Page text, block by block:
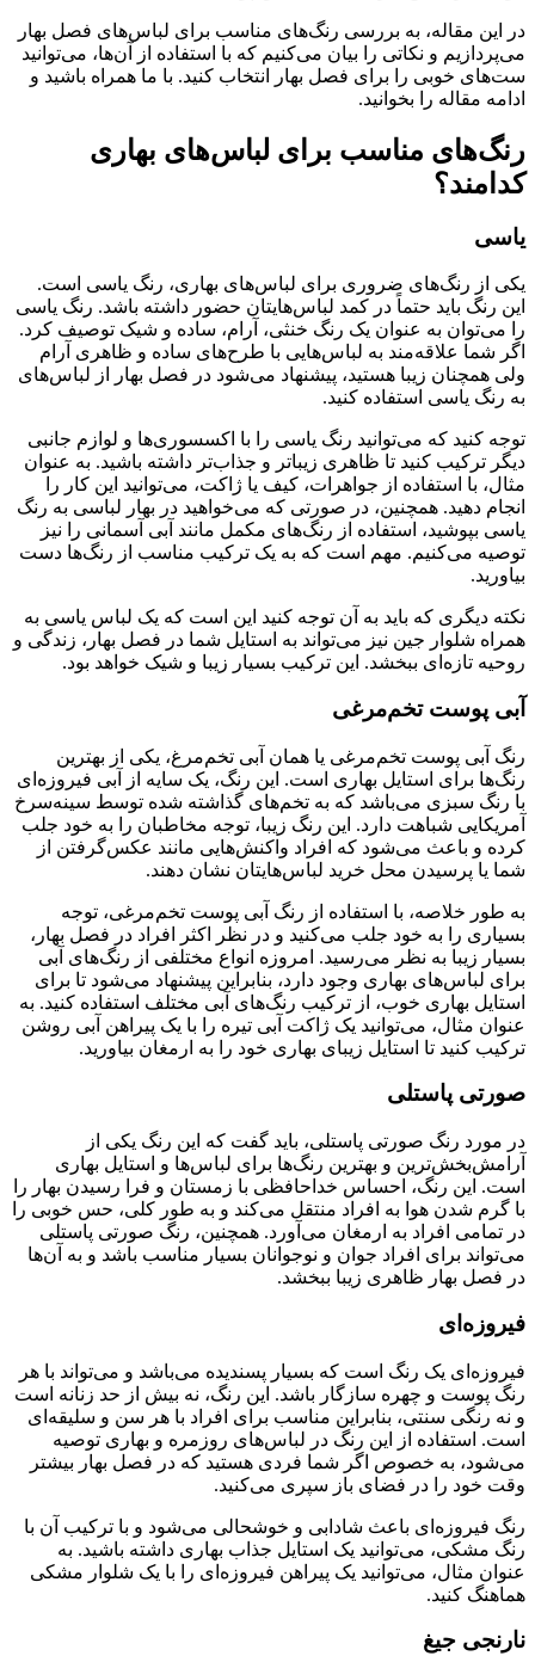
در این مقاله، به بررسی رنگ‌های مناسب برای لباس‌های فصل بهار
می‌پردازیم و نکاتی را بیان می‌کنیم که با استفاده از آن‌ها، می‌توانید
ست‌های خوبی را برای فصل بهار انتخاب کنید. با ما همراه باشید و
ادامه مقاله را بخوانید.
رنگ‌های مناسب برای لباس‌های بهاری
کدامند؟
یاسی
یکی از رنگ‌های ضروری برای لباس‌های بهاری، رنگ یاسی است.
این رنگ باید حتماً در کمد لباس‌هایتان حضور داشته باشد. رنگ یاسی
را می‌توان به عنوان یک رنگ خنثی، آرام، ساده و شیک توصیف کرد.
اگر شما علاقه‌مند به لباس‌هایی با طرح‌های ساده و ظاهری آرام
ولی همچنان زیبا هستید، پیشنهاد می‌شود در فصل بهار از لباس‌های
به رنگ یاسی استفاده کنید.
توجه کنید که می‌توانید رنگ یاسی را با اکسسوری‌ها و لوازم جانبی
دیگر ترکیب کنید تا ظاهری زیباتر و جذاب‌تر داشته باشید. به عنوان
مثال، با استفاده از جواهرات، کیف یا ژاکت، می‌توانید این کار را
انجام دهید. همچنین، در صورتی که می‌خواهید در بهار لباسی به رنگ
یاسی بپوشید، استفاده از رنگ‌های مکمل مانند آبی آسمانی را نیز
توصیه می‌کنیم. مهم است که به یک ترکیب مناسب از رنگ‌ها دست
بیاورید.
نکته دیگری که باید به آن توجه کنید این است که یک لباس یاسی به
همراه شلوار جین نیز می‌تواند به استایل شما در فصل بهار، زندگی و
روحیه تازه‌ای ببخشد. این ترکیب بسیار زیبا و شیک خواهد بود.
آبی پوست تخم‌مرغی
رنگ آبی پوست تخم‌مرغی یا همان آبی تخم‌مرغ، یکی از بهترین
رنگ‌ها برای استایل بهاری است. این رنگ، یک سایه از آبی فیروزه‌ای
با رنگ سبزی می‌باشد که به تخم‌های گذاشته شده توسط سینه‌سرخ
آمریکایی شباهت دارد. این رنگ زیبا، توجه مخاطبان را به خود جلب
کرده و باعث می‌شود که افراد واکنش‌هایی مانند عکس‌گرفتن از
شما یا پرسیدن محل خرید لباس‌هایتان نشان دهند.
به طور خلاصه، با استفاده از رنگ آبی پوست تخم‌مرغی، توجه
بسیاری را به خود جلب می‌کنید و در نظر اکثر افراد در فصل بهار،
بسیار زیبا به نظر می‌رسید. امروزه انواع مختلفی از رنگ‌های آبی
برای لباس‌های بهاری وجود دارد، بنابراین پیشنهاد می‌شود تا برای
استایل بهاری خوب، از ترکیب رنگ‌های آبی مختلف استفاده کنید. به
عنوان مثال، می‌توانید یک ژاکت آبی تیره را با یک پیراهن آبی روشن
ترکیب کنید تا استایل زیبای بهاری خود را به ارمغان بیاورید.
صورتی پاستلی
در مورد رنگ صورتی پاستلی، باید گفت که این رنگ یکی از
آرامش‌بخش‌ترین و بهترین رنگ‌ها برای لباس‌ها و استایل بهاری
است. این رنگ، احساس خداحافظی با زمستان و فرا رسیدن بهار را
با گرم شدن هوا به افراد منتقل می‌کند و به طور کلی، حس خوبی را
در تمامی افراد به ارمغان می‌آورد. همچنین، رنگ صورتی پاستلی
می‌تواند برای افراد جوان و نوجوانان بسیار مناسب باشد و به آن‌ها
در فصل بهار ظاهری زیبا ببخشد.
فیروزه‌ای
فیروزه‌ای یک رنگ است که بسیار پسندیده می‌باشد و می‌تواند با هر
رنگ پوست و چهره سازگار باشد. این رنگ، نه بیش از حد زنانه است
و نه رنگی سنتی، بنابراین مناسب برای افراد با هر سن و سلیقه‌ای
است. استفاده از این رنگ در لباس‌های روزمره و بهاری توصیه
می‌شود، به خصوص اگر شما فردی هستید که در فصل بهار بیشتر
وقت خود را در فضای باز سپری می‌کنید.
رنگ فیروزه‌ای باعث شادابی و خوشحالی می‌شود و با ترکیب آن با
رنگ مشکی، می‌توانید یک استایل جذاب بهاری داشته باشید. به
عنوان مثال، می‌توانید یک پیراهن فیروزه‌ای را با یک شلوار مشکی
هماهنگ کنید.
نارنجی جیغ